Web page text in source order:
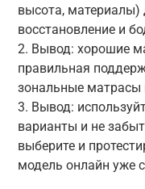
высота, материалы)
восстановление и
2. Вывод: хорошие
правильная
зональные матрасы
3. Вывод:
варианты и не
выберите и
модель онлайн уже